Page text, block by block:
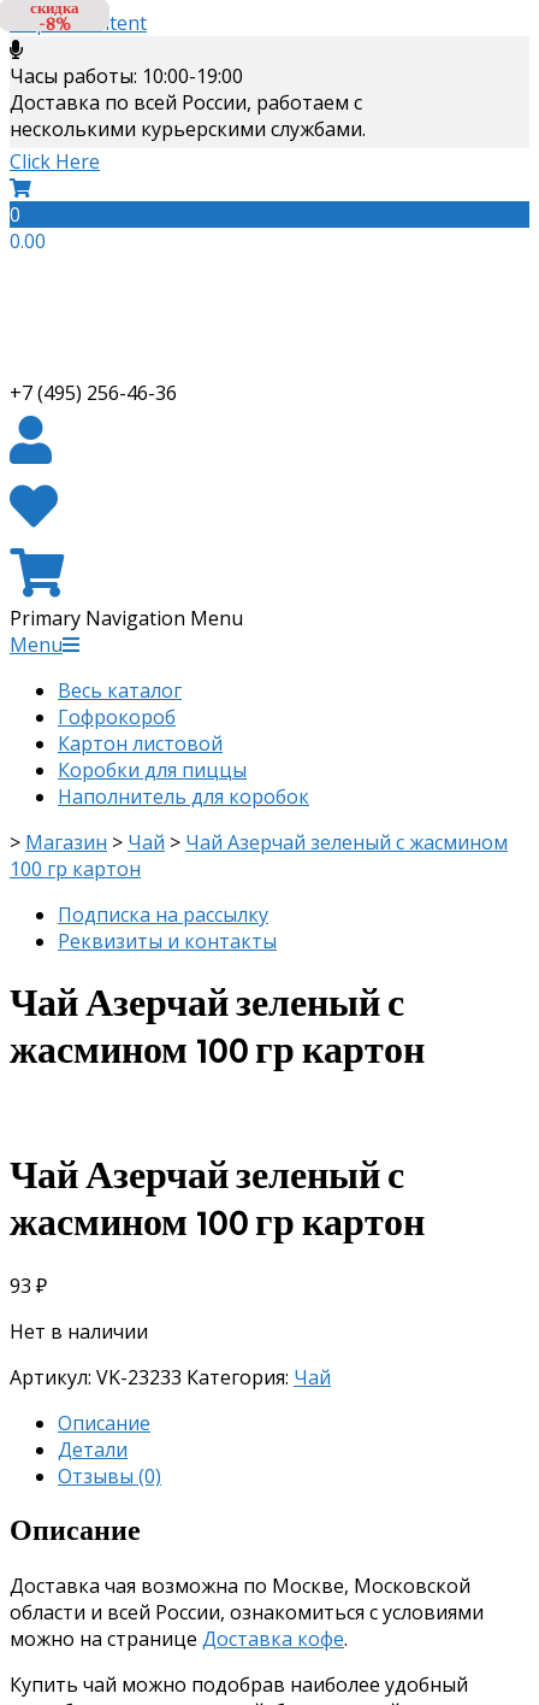
Skip to content
Часы работы: 10:00-19:00
Доставка по всей России, работаем с
несколькими курьерскими службами.
Click Here
0
0.00
+7 (495) 256-46-36
Primary Navigation Menu
Menu
Весь каталог
Гофрокороб
Картон листовой
Коробки для пиццы
Наполнитель для коробок
> Магазин > Чай > Чай Азерчай зеленый с жасмином
100 гр картон
Подписка на рассылку
Реквизиты и контакты
Чай Азерчай зеленый с
жасмином 100 гр картон
Чай Азерчай зеленый с
жасмином 100 гр картон
93 ₽
Нет в наличии
Артикул: VK-23233 Категория: Чай
Описание
Детали
Отзывы (0)
Описание
Доставка чая возможна по Москве, Московской
области и всей России, ознакомиться с условиями
можно на странице Доставка кофе.
Купить чай можно подобрав наиболее удобный
скидка
-8%
скидка
-8%
скидка
-8%